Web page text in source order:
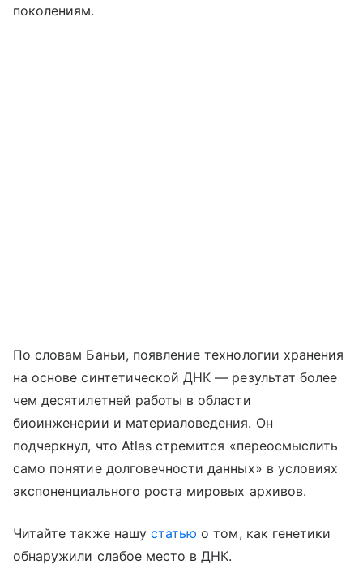
поколениям.
По словам Баньи, появление технологии хранения
на основе синтетической ДНК — результат более
чем десятилетней работы в области
биоинженерии и материаловедения. Он
подчеркнул, что Atlas стремится «переосмыслить
само понятие долговечности данных» в условиях
экспоненциального роста мировых архивов.
Читайте также нашу статью о том, как генетики
обнаружили слабое место в ДНК.